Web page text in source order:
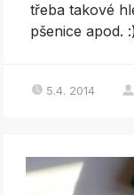
třeba takové
pšenice apod.
5.4. 2014